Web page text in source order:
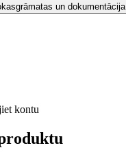
un dokumentācija
kontu